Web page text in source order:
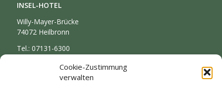
Cookie-Zustimmung
verwalten
INSEL-HOTEL
Willy-Mayer-Brücke
74072 Heilbronn
Tel.: 07131-6300